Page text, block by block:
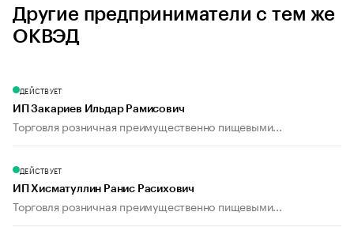
Другие предприниматели с тем же
ОКВЭД
ДЕЙСТВУЕТ
ИП Закариев Ильдар Рамисович
Торговля розничная преимущественно пищевыми...
ДЕЙСТВУЕТ
ИП Хисматуллин Ранис Расихович
Торговля розничная преимущественно пищевыми...